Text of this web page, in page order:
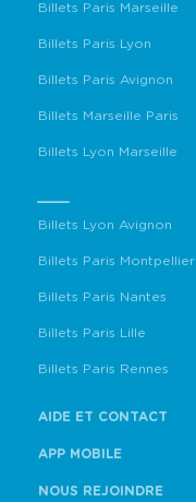
Billets Paris Marseille
Billets Paris Lyon
Billets Paris Avignon
Billets Marseille Paris
Billets Lyon Marseille
Billets Lyon Avignon
Billets Paris Montpellier
Billets Paris Nantes
Billets Paris Lille
Billets Paris Rennes
AIDE ET CONTACT
APP MOBILE
NOUS REJOINDRE